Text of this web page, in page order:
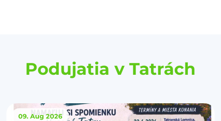
Podujatia v Tatrách
09. Aug 2026